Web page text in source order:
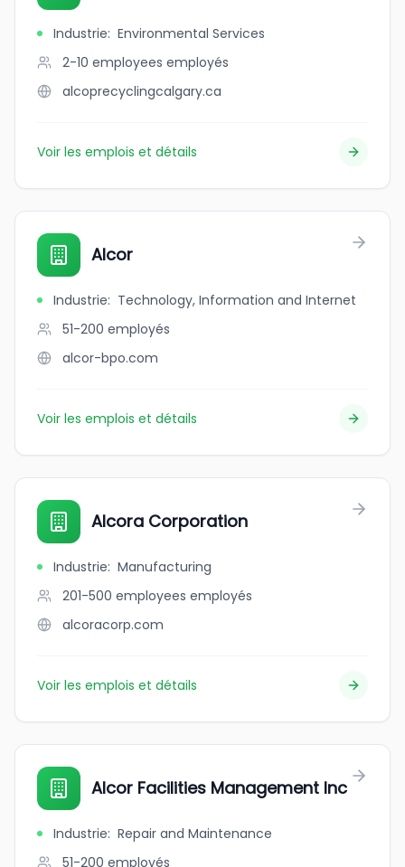
Industrie: Environmental Services
2-10 employees employés
alcoprecyclingcalgary.ca
Voir les emplois et détails
Alcor
Industrie: Technology, Information and Internet
51-200 employés
alcor-bpo.com
Voir les emplois et détails
Alcora Corporation
Industrie: Manufacturing
201-500 employees employés
alcoracorp.com
Voir les emplois et détails
Alcor Facilities Management Inc
Industrie: Repair and Maintenance
51-200 employés